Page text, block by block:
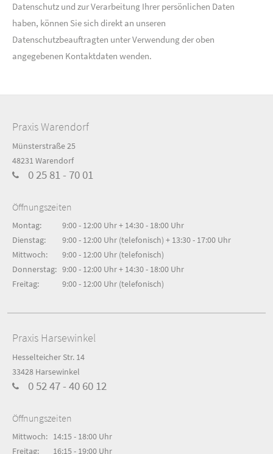
Datenschutz und zur Verarbeitung Ihrer persönlichen Daten
haben, können Sie sich direkt an unseren
Datenschutzbeauftragten unter Verwendung der oben
angegebenen Kontaktdaten wenden.
Praxis Warendorf
Münsterstraße 25
48231 Warendorf
0 25 81 - 70 01
Öffnungszeiten
Montag:
9:00 - 12:00 Uhr + 14:30 - 18:00 Uhr
Dienstag:
9:00 - 12:00 Uhr (telefonisch) + 13:30 - 17:00 Uhr
Mittwoch:
9:00 - 12:00 Uhr (telefonisch)
Donnerstag: 9:00 - 12:00 Uhr + 14:30 - 18:00 Uhr
Freitag:
9:00 - 12:00 Uhr (telefonisch)
Praxis Harsewinkel
Hesselteicher Str. 14
33428 Harsewinkel
0 52 47 - 40 60 12
Öffnungszeiten
Mittwoch: 14:15 - 18:00 Uhr
Freitag:
16:15 - 19:00 Uhr